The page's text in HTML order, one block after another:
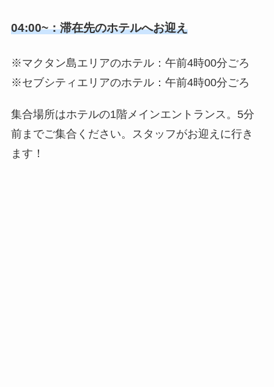
04:00~：滞在先のホテルへお迎え
※マクタン島エリアのホテル：午前4時00分ごろ
※セブシティエリアのホテル：午前4時00分ごろ
集合場所はホテルの1階メインエントランス。5分
前までご集合ください。スタッフがお迎えに行き
ます！